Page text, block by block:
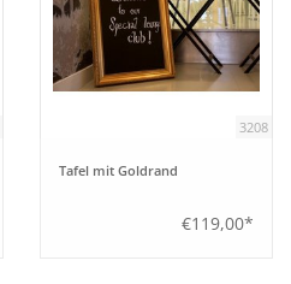
3208
Tafel mit Goldrand
€119,00*